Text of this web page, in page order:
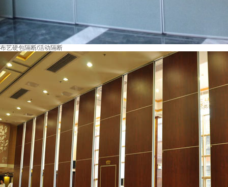
布艺硬包隔断/活动隔断